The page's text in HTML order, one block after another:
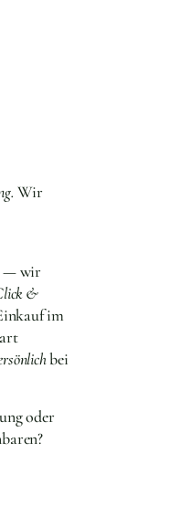
Wir
— wir
&
im
bei
oder